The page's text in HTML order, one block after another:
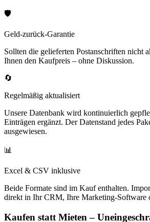
🛡️
Geld-zurück-Garantie
Sollten die gelieferten Postanschriften nicht
Ihnen den Kaufpreis – ohne Diskussion.
🔄
Regelmäßig aktualisiert
Unsere Datenbank wird kontinuierlich
Einträgen ergänzt. Der Datenstand jedes
ausgewiesen.
📊
Excel & CSV inklusive
Beide Formate sind im Kauf enthalten.
direkt in Ihr CRM, Ihre Marketing-Software
Kaufen statt Mieten –